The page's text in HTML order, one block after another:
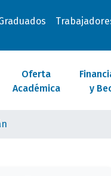
Oferta
Académica
y